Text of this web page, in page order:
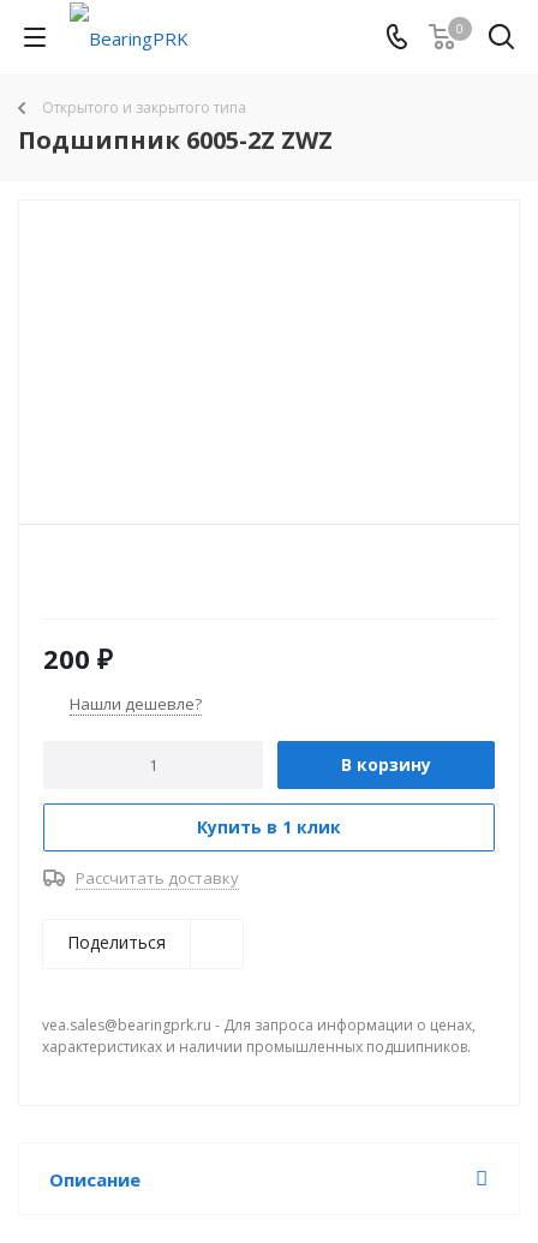
0
Открытого и закрытого типа
Подшипник 6005-2Z ZWZ
200 ₽
Нашли дешевле?
В корзину
Купить в 1 клик
Рассчитать доставку
Поделиться
vea.sales@bearingprk.ru - Для запроса информации о ценах,
характеристиках и наличии промышленных подшипников.
Описание